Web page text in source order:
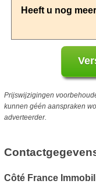
Prijswijzigingen
kunnen géén aanspraken
adverteerder.
Côté France